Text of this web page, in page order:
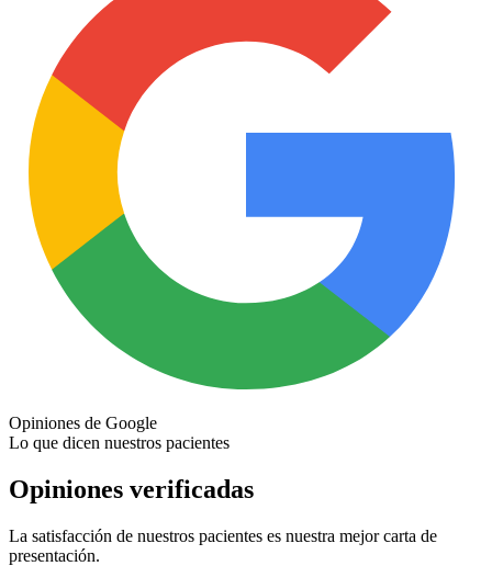
Opiniones de Google
Lo que dicen nuestros pacientes
Opiniones verificadas
La satisfacción de nuestros pacientes es nuestra mejor carta de
presentación.